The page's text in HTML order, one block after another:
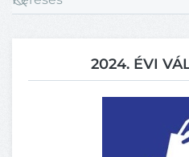
2024. ÉVI